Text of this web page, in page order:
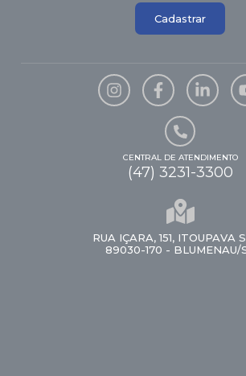
Cadastrar
CENTRAL DE ATENDIMENTO
(47) 3231-3300
RUA IÇARA, 151, ITOUPAVA
89030-170 - BLUMENAU/